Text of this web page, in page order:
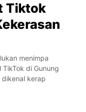
Tiktok
menimpa
di Gunung
dikenal kerap